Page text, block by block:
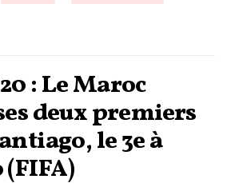
: Le Maroc
deux premiers
le 3e à